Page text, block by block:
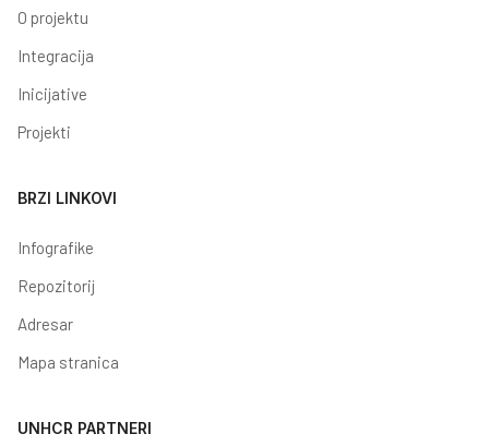
O projektu
Integracija
Inicijative
Projekti
BRZI LINKOVI
Infografike
Repozitorij
Adresar
Mapa stranica
UNHCR PARTNERI